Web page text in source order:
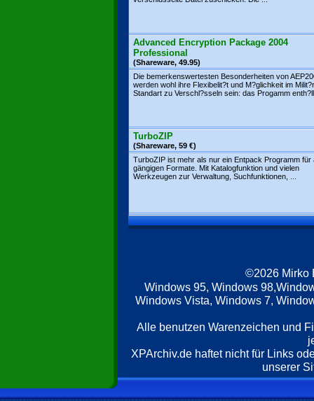
Advanced Encryption Package 2004
Professional
(Shareware, 49.95)
Die bemerkenswertesten Besonderheiten von
werden wohl ihre Flexibelit?t und M?glichkeit im
Standart zu Verschl?sseln sein: das Progamm
TurboZIP
(Shareware, 59 €)
TurboZIP ist mehr als nur ein Entpack Programm für
gängigen Formate. Mit Katalogfunktion und vielen
Werkzeugen zur Verwaltung, Suchfunktionen, ...
©2026 Mirko
Windows 95, Windows
Windows Vista, Windows 7,
Alle benutzen Warenzeichen und
XPArchiv.de haftet nicht für Links
unserer